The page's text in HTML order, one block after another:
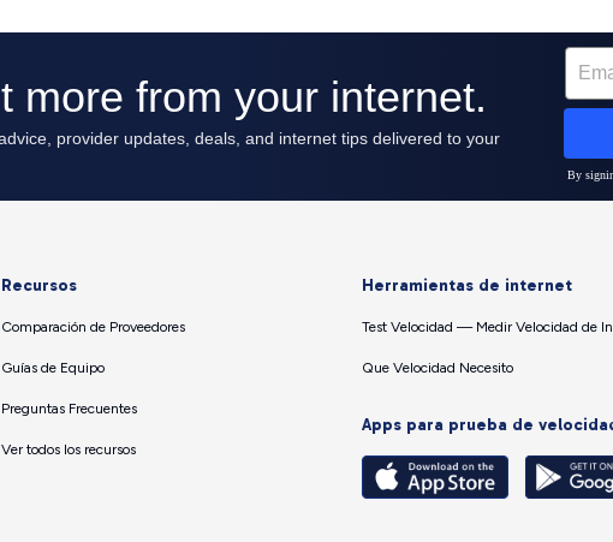
Recursos
Comparación de Proveedores
Guías de Equipo
Preguntas Frecuentes
Ver todos los recursos
Herramientas de internet
Test Velocidad — Medir Velocidad de
Que Velocidad Necesito
Apps para prueba de